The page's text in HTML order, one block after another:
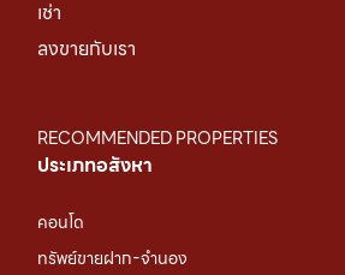
เช่า
ลงขายกับเรา
RECOMMENDED PROPERTIES
ประเภทอสังหา
คอนโด
ทรัพย์ขายฝาก-จำนอง